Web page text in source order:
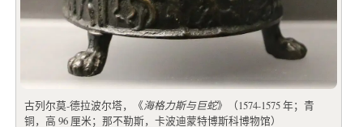
古列尔莫-德拉波尔塔，《海格力斯与巨蛇》（1574-1575 年；青
铜，高 96 厘米；那不勒斯，卡波迪蒙特博斯科博物馆）